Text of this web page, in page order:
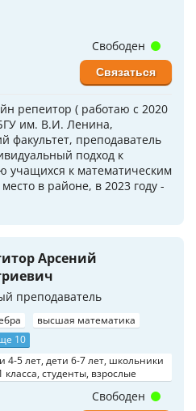
репеитор ( работаю с 2020
им. В.И. Ленина,
факультет, преподаватель
подход к
учащихся к математическим
в районе, в 2023 году -
Свободен
Связаться
Арсений
преподаватель
высшая математика
10
4-5 лет, дети 6-7 лет, школьники
класса, студенты, взрослые
Свободен